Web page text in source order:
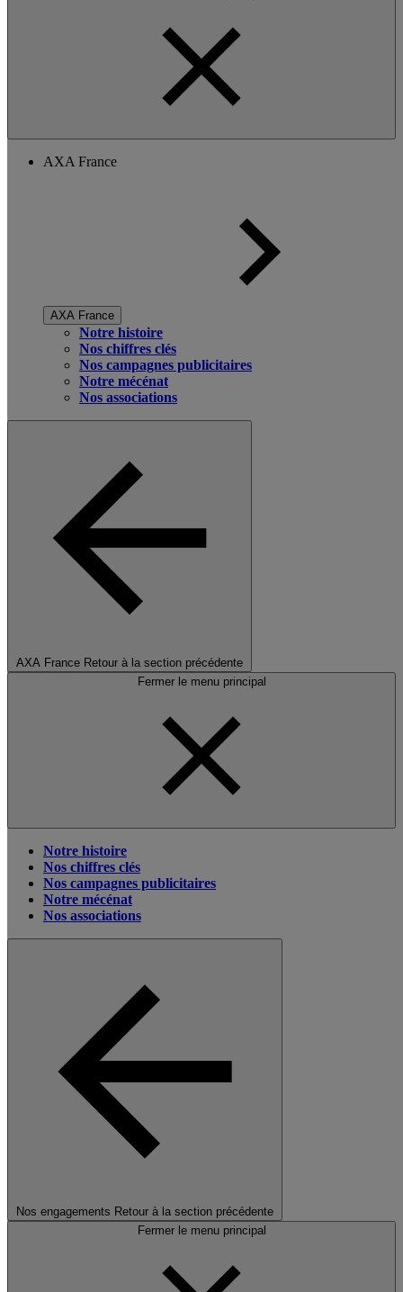
AXA France
AXA France
Notre histoire
Nos chiffres clés
Nos campagnes publicitaires
Notre mécénat
Nos associations
AXA France Retour à la section précédente
Fermer le menu principal
Notre histoire
Nos chiffres clés
Nos campagnes publicitaires
Notre mécénat
Nos associations
Nos engagements Retour à la section précédente
Fermer le menu principal